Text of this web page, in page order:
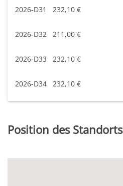
2026-D31 232,10 €
2026-D32 211,00 €
2026-D33 232,10 €
2026-D34 232,10 €
Position des Standorts